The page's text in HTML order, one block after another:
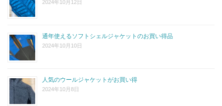
2024年10月12日
通年使えるソフトシェルジャケットのお買い得品
2024年10月10日
人気のウールジャケットがお買い得
2024年10月8日